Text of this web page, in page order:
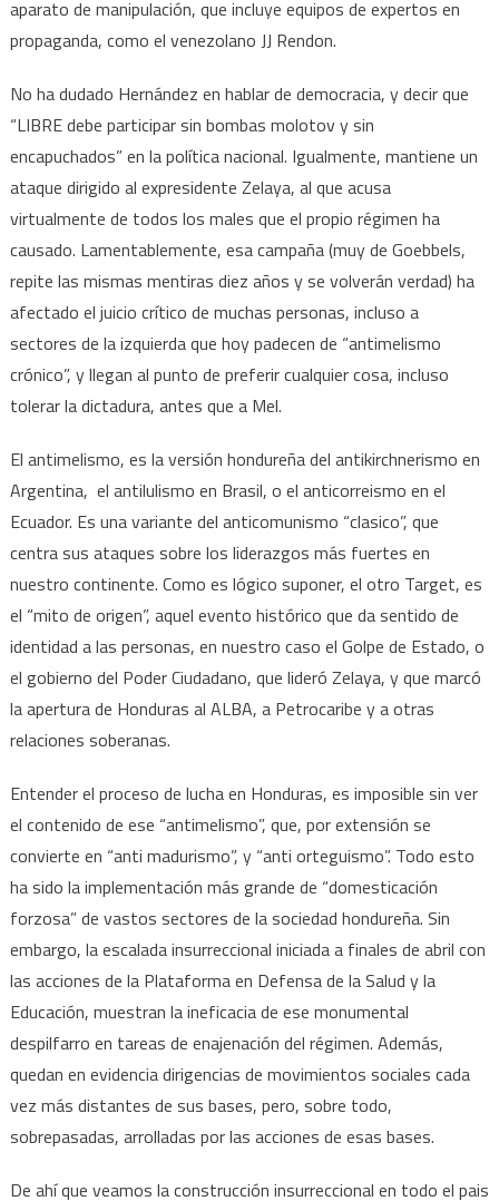
aparato de manipulación, que incluye equipos de expertos en
propaganda, como el venezolano JJ Rendon.
No ha dudado Hernández en hablar de democracia, y decir que
“LIBRE debe participar sin bombas molotov y sin
encapuchados” en la política nacional. Igualmente, mantiene un
ataque dirigido al expresidente Zelaya, al que acusa
virtualmente de todos los males que el propio régimen ha
causado. Lamentablemente, esa campaña (muy de Goebbels,
repite las mismas mentiras diez años y se volverán verdad) ha
afectado el juicio crítico de muchas personas, incluso a
sectores de la izquierda que hoy padecen de “antimelismo
crónico”, y llegan al punto de preferir cualquier cosa, incluso
tolerar la dictadura, antes que a Mel.
El antimelismo, es la versión hondureña del antikirchnerismo en
Argentina, el antilulismo en Brasil, o el anticorreismo en el
Ecuador. Es una variante del anticomunismo “clasico”, que
centra sus ataques sobre los liderazgos más fuertes en
nuestro continente. Como es lógico suponer, el otro Target, es
el “mito de origen”, aquel evento histórico que da sentido de
identidad a las personas, en nuestro caso el Golpe de Estado, o
el gobierno del Poder Ciudadano, que lideró Zelaya, y que marcó
la apertura de Honduras al ALBA, a Petrocaribe y a otras
relaciones soberanas.
Entender el proceso de lucha en Honduras, es imposible sin ver
el contenido de ese “antimelismo”, que, por extensión se
convierte en “anti madurismo”, y “anti orteguismo”. Todo esto
ha sido la implementación más grande de “domesticación
forzosa” de vastos sectores de la sociedad hondureña. Sin
embargo, la escalada insurreccional iniciada a finales de abril con
las acciones de la Plataforma en Defensa de la Salud y la
Educación, muestran la ineficacia de ese monumental
despilfarro en tareas de enajenación del régimen. Además,
quedan en evidencia dirigencias de movimientos sociales cada
vez más distantes de sus bases, pero, sobre todo,
sobrepasadas, arrolladas por las acciones de esas bases.
De ahí que veamos la construcción insurreccional en todo el pais